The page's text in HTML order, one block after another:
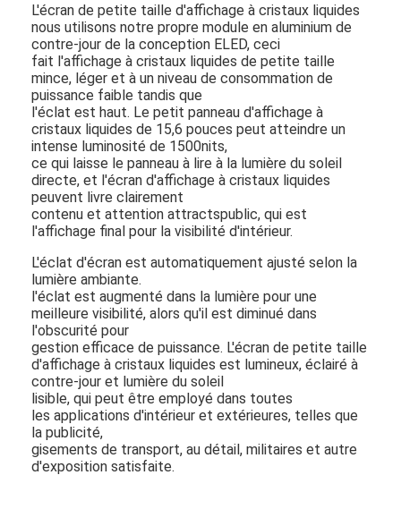
Maison
Produits
Vidéos
Au sujet de nous
L'écran de petite taille d'affichage à cristaux liquides
nous utilisons notre propre module en aluminium de
contre-jour de la conception ELED, ceci
fait l'affichage à cristaux liquides de petite taille
mince, léger et à un niveau de consommation de
puissance faible tandis que
l'éclat est haut. Le petit panneau d'affichage à
cristaux liquides de 15,6 pouces peut atteindre un
intense luminosité de 1500nits,
ce qui laisse le panneau à lire à la lumière du soleil
directe, et l'écran d'affichage à cristaux liquides
peuvent livre clairement
contenu et attention attractspublic, qui est
l'affichage final pour la visibilité d'intérieur.
L'éclat d'écran est automatiquement ajusté selon la
lumière ambiante.
l'éclat est augmenté dans la lumière pour une
meilleure visibilité, alors qu'il est diminué dans
l'obscurité pour
gestion efficace de puissance. L'écran de petite taille
d'affichage à cristaux liquides est lumineux, éclairé à
contre-jour et lumière du soleil
lisible, qui peut être employé dans toutes
les applications d'intérieur et extérieures, telles que
la publicité,
gisements de transport, au détail, militaires et autre
d'exposition satisfaite.